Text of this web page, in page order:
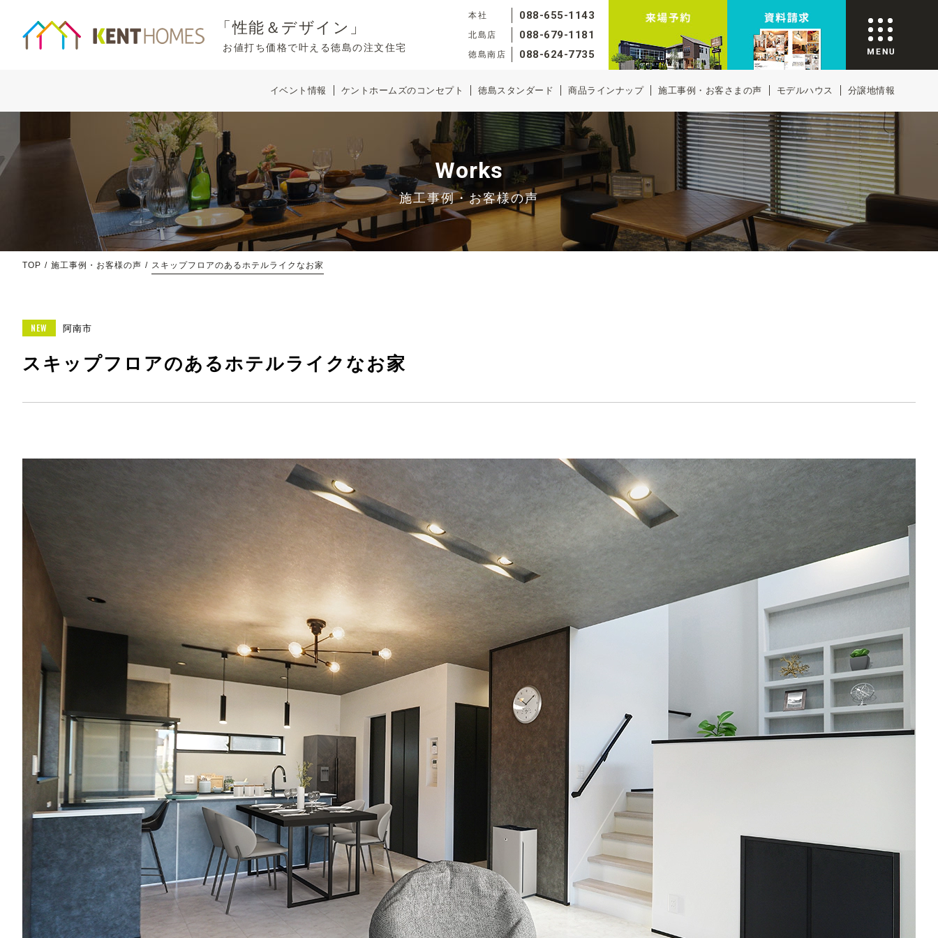
「性能＆デザイン」
お値打ち価格で叶える徳島の注文住宅
本社 088-655-1143
北島店 088-679-1181
徳島南店 088-624-7735
イベント情報 ケントホームズのコンセプト 徳島スタンダード 商品ラインナップ 施工事例・お客さまの声 モデルハウス 分譲地情報
施工事例・お客様の声
Works
TOP 施工事例・お客様の声 スキップフロアのあるホテルライクなお家
阿南市
スキップフロアのあるホテルライクなお家